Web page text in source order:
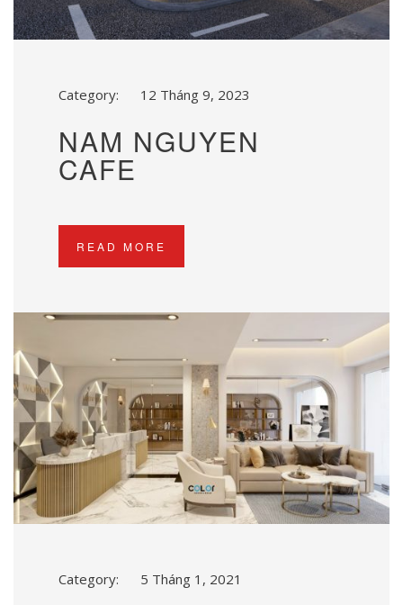
Category: 12 Tháng 9, 2023
NAM NGUYEN
CAFE
READ MORE
Category: 5 Tháng 1, 2021